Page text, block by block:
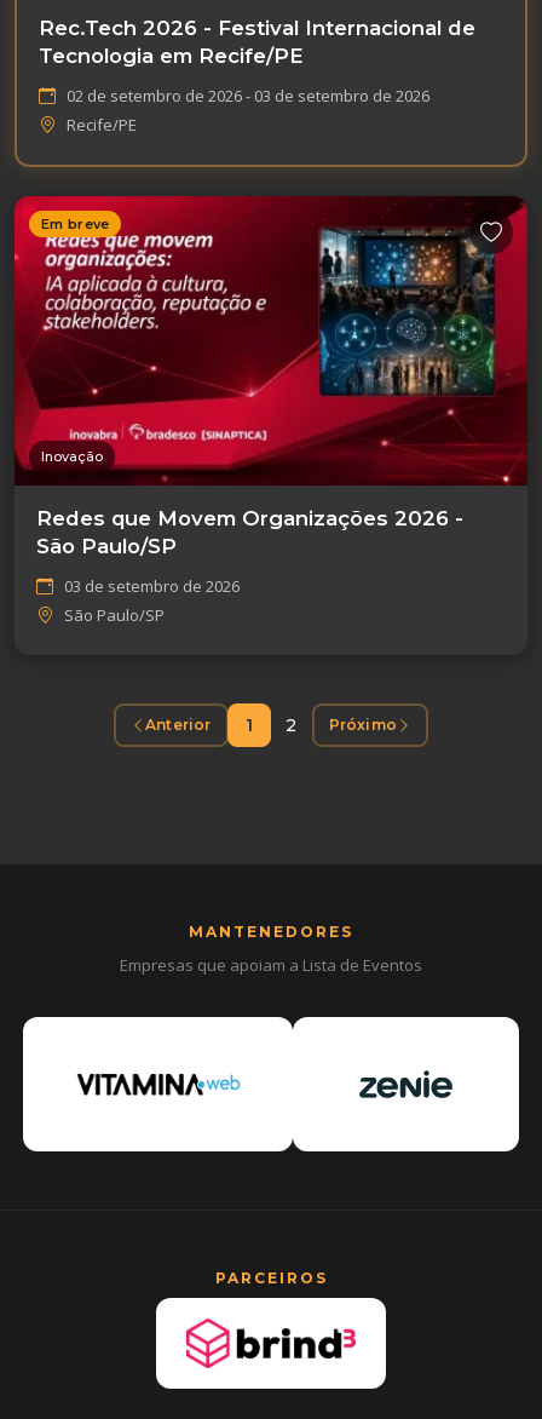
Rec.Tech 2026 - Festival Internacional de
Tecnologia em Recife/PE
02 de setembro de 2026 - 03 de setembro de 2026
Recife/PE
Em breve
Inovação
Redes que Movem Organizações 2026 -
São Paulo/SP
03 de setembro de 2026
São Paulo/SP
Anterior 1 2 Próximo
MANTENEDORES
Empresas que apoiam a Lista de Eventos
PARCEIROS